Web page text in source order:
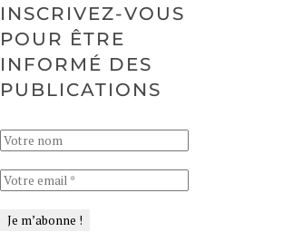
INSCRIVEZ-VOUS
POUR ÊTRE
INFORMÉ DES
PUBLICATIONS